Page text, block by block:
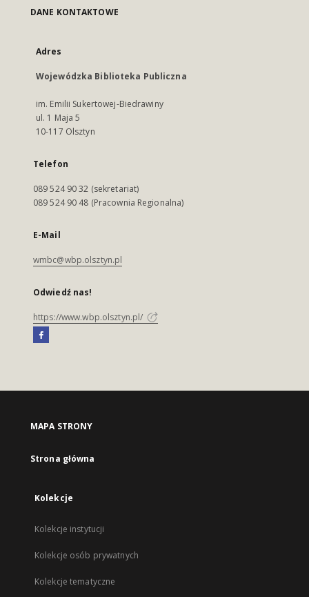
DANE KONTAKTOWE
Adres
Wojewódzka Biblioteka Publiczna
im. Emilii Sukertowej-Biedrawiny
ul. 1 Maja 5
10-117 Olsztyn
Telefon
089 524 90 32 (sekretariat)
089 524 90 48 (Pracownia Regionalna)
E-Mail
wmbc@wbp.olsztyn.pl
Odwiedź nas!
https://www.wbp.olsztyn.pl/
MAPA STRONY
Strona główna
Kolekcje
Kolekcje instytucji
Kolekcje osób prywatnych
Kolekcje tematyczne